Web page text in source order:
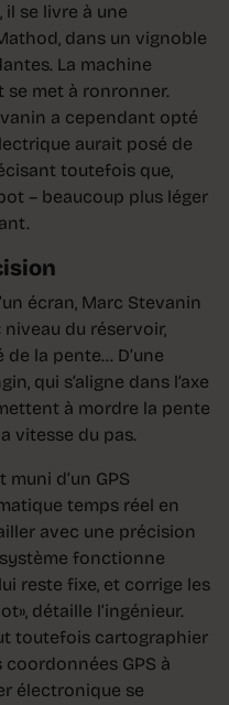
se livre à une
dans un vignoble
La machine
se met à ronronner.
a cependant opté
aurait posé de
toutefois que,
– beaucoup plus léger
écran, Marc Stevanin
du réservoir,
la pente… D’une
qui s’aligne dans l’axe
à mordre la pente
vitesse du pas.
muni d’un GPS
temps réel en
avec une précision
fonctionne
reste fixe, et corrige les
détaille l’ingénieur.
toutefois cartographier
GPS à
électronique se